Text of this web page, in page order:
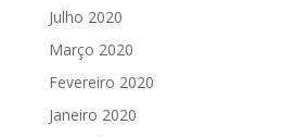
Julho 2020
Março 2020
Fevereiro 2020
Janeiro 2020